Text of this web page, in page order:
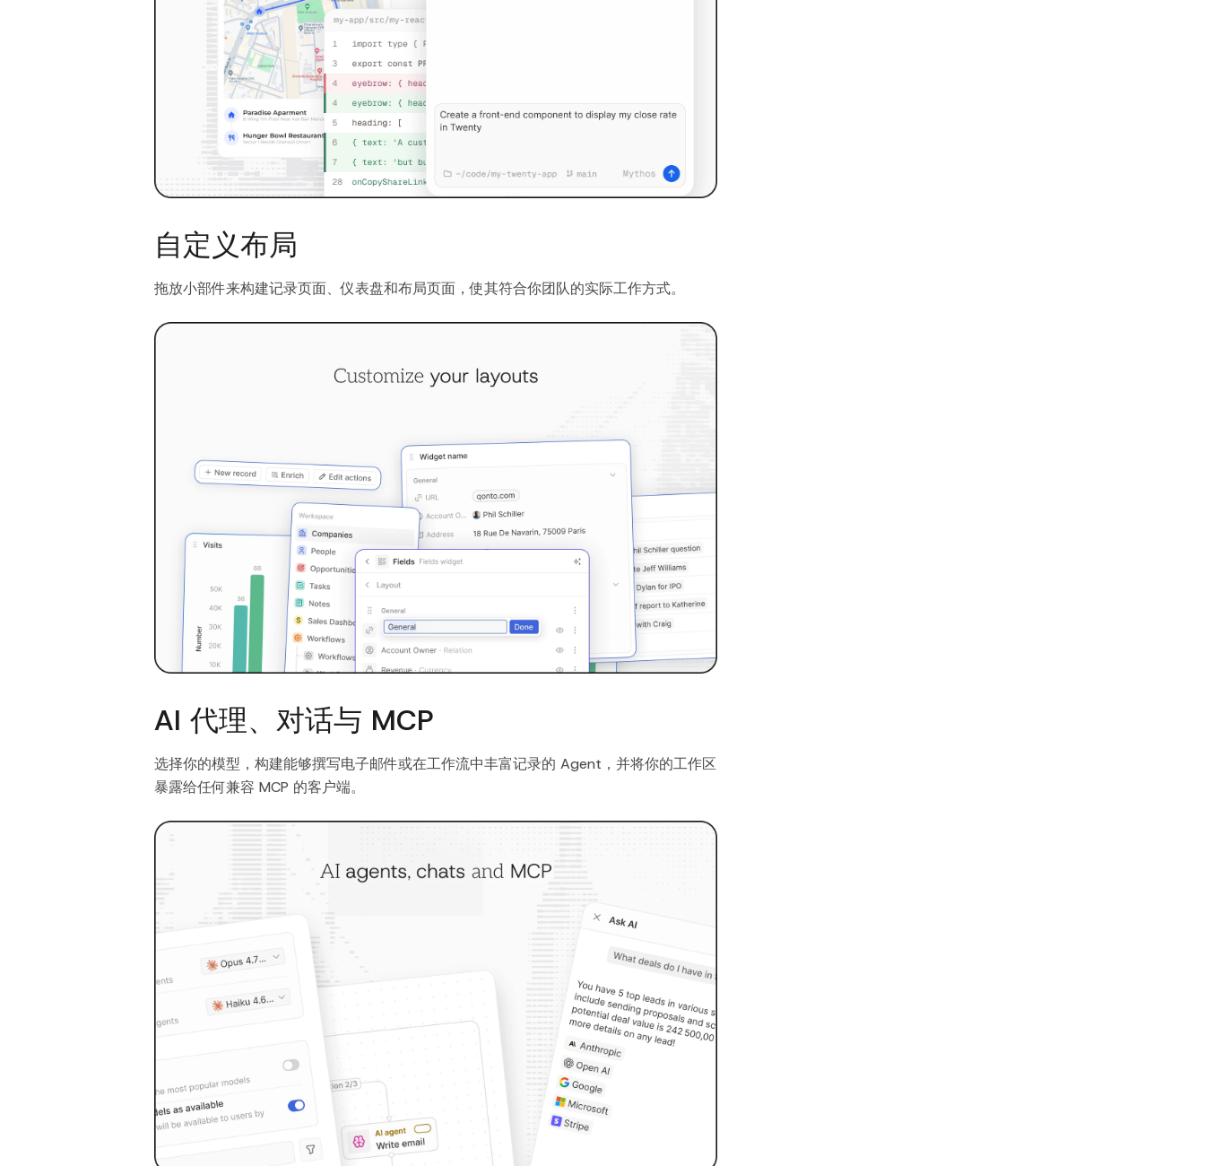
自定义布局
拖放小部件来构建记录页面、仪表盘和布局页面，使其符合你团队的实际工作方式。
AI 代理、对话与 MCP
选择你的模型，构建能够撰写电子邮件或在工作流中丰富记录的 Agent，并将你的工作区
暴露给任何兼容 MCP 的客户端。